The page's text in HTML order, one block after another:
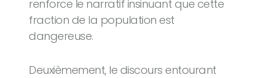
renforce le narratif insinuant que cette
fraction de la population est
dangereuse.
Deuxièmement, le discours entourant